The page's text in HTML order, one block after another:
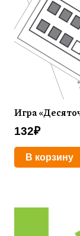
Игра
132₽
В корзину